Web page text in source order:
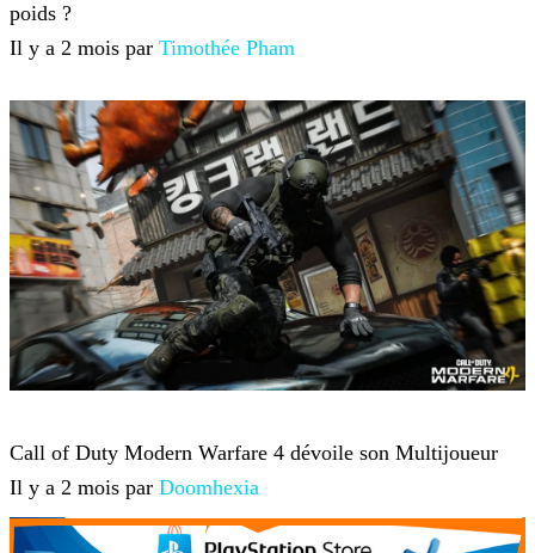
poids ?
Il y a 2 mois par Timothée Pham
Call of Duty Modern Warfare 4 dévoile son Multijoueur
Il y a 2 mois par Doomhexia